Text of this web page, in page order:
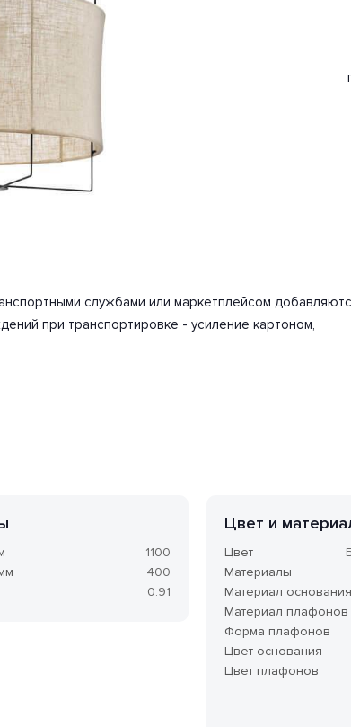
бежевый, черный. Используемые материалы:
хватит для освещения 2.2 м2.
Количество ламп 1 шт. Мощность одной
Вольт.
на товар 2 года.
службами или маркетплейсом
при транспортировке - усиление картоном,
1100
400
0.91
Цвет и
Цвет
Материалы
Материал основания
Материал плафонов
Форма плафонов
Цвет основания
Цвет плафонов